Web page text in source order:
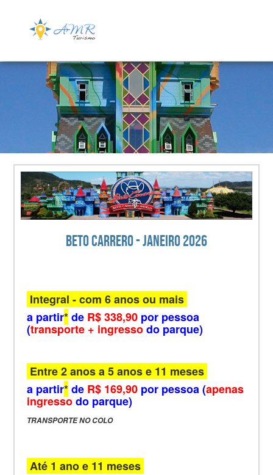
Beto Carrero - Janeiro 2026
Integral -com 6 anos ou mais
a partir*de R$ 338,90por pessoa
(transporte + ingressodo parque)
Entre 2 anos a 5 anos e 11 meses
a partir*de R$ 169,90por pessoa (apenas
ingressodo parque)
TRANSPORTE NO COLO
Até 1 ano e 11 meses